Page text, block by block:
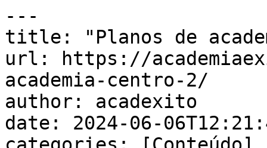
---
title: "Planos de
url: https://
academia-centro-2/
author: acadexito
date: 2024-06-